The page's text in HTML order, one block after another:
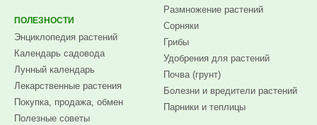
ПОЛЕЗНОСТИ
Энциклопедия растений
Календарь садовода
Лунный календарь
Лекарственные растения
Покупка, продажа, обмен
Полезные советы
Размножение растений
Сорняки
Грибы
Удобрения для растений
Почва (грунт)
Болезни и вредители растений
Парники и теплицы